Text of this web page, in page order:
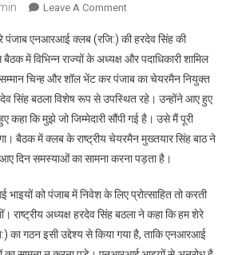
Leave A CommentOn शेरे पंजाब
के अध्यक्ष हरदेव सिंह
बठला ने मनविंदर सिंह को
किया पंजाब का चेयरमैन
नियुक्त
पंजाब एनआरआई क्लब (रजि:) की हरदेव सिंह की
में विभिन्न राज्यों के अध्यक्ष और पदाधिकारी शामिल
चिन्ह और शॉल भेंट कर पंजाब का चेयरमैन नियुक्त
सिंह बठला विशेष रूप से उपस्थित रहे। उन्होंने आए हुए
कहा कि मुझे जो जिम्मेदारी सौंपी गई है। उसे मैं पूरी
बैठक में क्लब के राष्ट्रीय चेयरमैन मुख्तयार सिंह बाठ ने
दिन समस्याओं का सामना करना पड़ता है।
को पंजाब में निवेश के लिए प्रोत्साहित तो करती
राष्ट्रीय अध्यक्ष हरदेव सिंह बठला ने कहा कि हम शेरे
गठन इसी उद्देश्य से किया गया है, ताकि एनआरआई